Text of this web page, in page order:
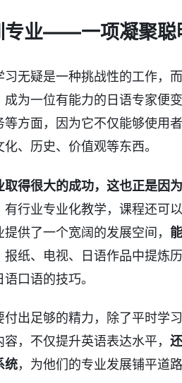
专业——一项凝聚聪
习无疑是一种挑战性的工作，
成为一位有能力的日语专家便
等方面，因为它不仅能够使用
化、历史、价值观等东西。
取得很大的成功，这也正是因为
有行业专业化教学，课程还可
提供了一个宽阔的发展空间，
报纸、电视、日语作品中提炼
口语的技巧。
付出足够的精力，除了平时学
，不仅提升英语表达水平，
统，为他们的专业发展铺平道路